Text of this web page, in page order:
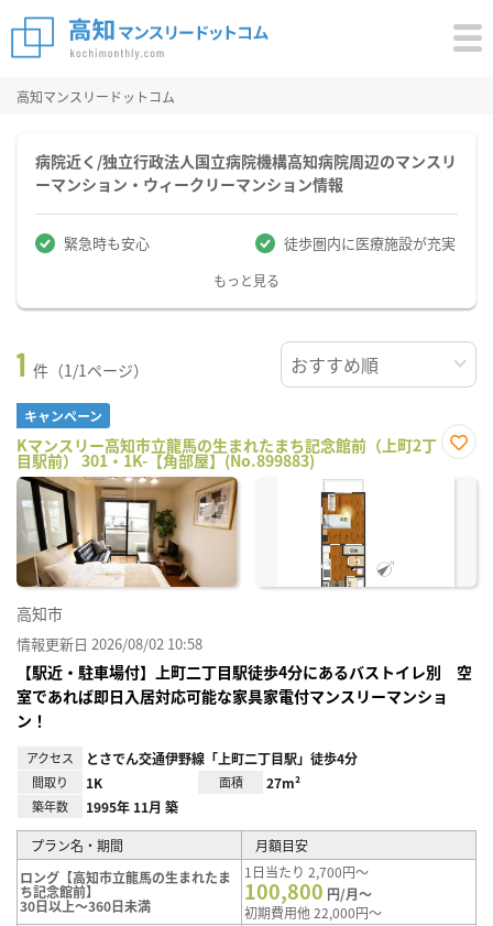
高知マンスリードットコム
病院近く/独立行政法人国立病院機構高知病院周辺のマンスリ
ーマンション・ウィークリーマンション情報
緊急時も安心 徒歩圏内に医療施設が充実
もっと見る
1 件（1/1ページ）
キャンペーン
Kマンスリー高知市立龍馬の生まれたまち記念館前（上町2丁
目駅前） 301・1K-【角部屋】(No.899883)
に入
高知市
情報更新日 2026/08/02 10:58
【駅近・駐車場付】上町二丁目駅徒歩4分にあるバストイレ別 空
室であれば即日入居対応可能な家具家電付マンスリーマンショ
ン！
アクセス とさでん交通伊野線「上町二丁目駅」徒歩4分
間取り 1K 面積 27m²
築年数 1995年 11月 築
プラン名・期間
月額目安
ロング【高知市立龍馬の生まれたま
ち記念館前】
30日以上～360日未満
1日当たり 2,700円～
100,800 円/月～
初期費用他 22,000円～